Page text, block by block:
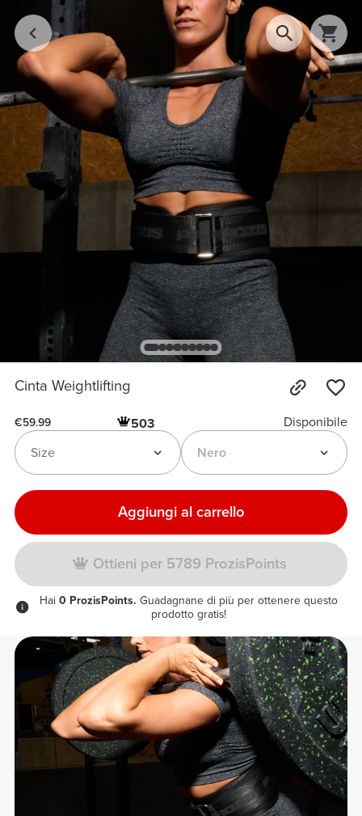
Cinta Weightlifting
€59.99 503
Disponibile
Nero
Size
Aggiungi al carrello
Ottieni per 5789 ProzisPoints
Hai 0 ProzisPoints. Guadagnane di più per ottenere questo
prodotto gratis!